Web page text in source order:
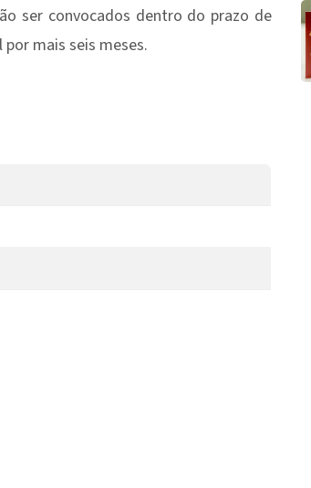
ser convocados dentro do prazo de
mais seis meses.